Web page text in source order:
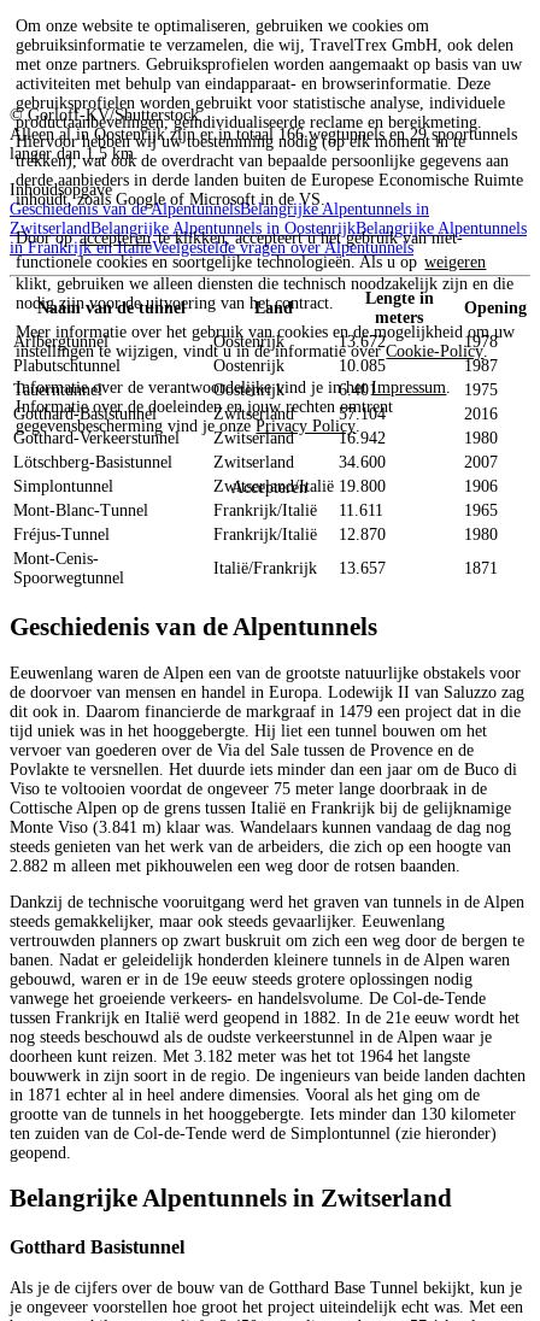
Om onze website te optimaliseren, gebruiken we cookies om
gebruiksinformatie te verzamelen, die wij, TravelTrex GmbH, ook delen
met onze partners. Gebruiksprofielen worden aangemaakt op basis van uw
activiteiten met behulp van eindapparaat- en browserinformatie. Deze
gebruiksprofielen worden gebruikt voor statistische analyse, individuele
productaanbevelingen, geïndividualiseerde reclame en bereikmeting.
Hiervoor hebben wij uw toestemming nodig (op elk moment in te
trekken), wat ook de overdracht van bepaalde persoonlijke gegevens aan
derde aanbieders in derde landen buiten de Europese Economische Ruimte
inhoudt, zoals Google of Microsoft in de VS.
Door opaccepterente klikken, accepteert u het gebruik van niet-
functionele cookies en soortgelijke technologieën. Als u op weigeren
klikt, gebruiken we alleen diensten die technisch noodzakelijk zijn en die
nodig zijn voor de uitvoering van het contract.
Meer informatie over het gebruik van cookies en de mogelijkheid om uw
instellingen te wijzigen, vindt u in de informatie overCookie-Policy.
Informatie over de verantwoordelijke vind je in hetImpressum.
Informatie over de doeleinden en jouw rechten omtrent
gegevensbescherming vind je onzePrivacy Policy.
Accepteren
© Gorloff-KV/Shutterstock
Alleen al in Oostenrijk zijn er in totaal 166 wegtunnels en 29 spoortunnels
langer dan 1,5 km.
Inhoudsopgave
Geschiedenis van de AlpentunnelsBelangrijke Alpentunnels in
ZwitserlandBelangrijke Alpentunnels in OostenrijkBelangrijke Alpentunnels
in Frankrijk en ItaliëVeelgestelde vragen over Alpentunnels
Naam van de tunnel Land
Lengte in
meters
Opening
Arlbergtunnel
Oostenrijk 13.672
1978
Plabutschtunnel
Oostenrijk 10.085
1987
Tauerntunnel
Oostenrijk 6.401
1975
Gotthard-Basistunnel
Zwitserland 57.104
2016
Gotthard-Verkeerstunnel
Zwitserland 16.942
1980
Lötschberg-Basistunnel
Zwitserland 34.600
2007
Simplontunnel
Zwitserland/Italië 19.800
1906
Mont-Blanc-Tunnel
Frankrijk/Italië 11.611
1965
Fréjus-Tunnel
Frankrijk/Italië 12.870
1980
Mont-Cenis-
Spoorwegtunnel
Italië/Frankrijk 13.657 1871
Geschiedenis van de Alpentunnels
Eeuwenlang waren de Alpen een van de grootste natuurlijke obstakels voor
de doorvoer van mensen en handel in Europa. Lodewijk II van Saluzzo zag
dit ook in. Daarom financierde de markgraaf in 1479 een project dat in die
tijd uniek was in het hooggebergte. Hij liet een tunnel bouwen om het
vervoer van goederen over de Via del Sale tussen de Provence en de
Povlakte te versnellen. Het duurde iets minder dan een jaar om de Buco di
Viso te voltooien voordat de ongeveer 75 meter lange doorbraak in de
Cottische Alpen op de grens tussen Italië en Frankrijk bij de gelijknamige
Monte Viso (3.841 m) klaar was. Wandelaars kunnen vandaag de dag nog
steeds genieten van het werk van de arbeiders, die zich op een hoogte van
2.882 m alleen met pikhouwelen een weg door de rotsen baanden.
Dankzij de technische vooruitgang werd het graven van tunnels in de Alpen
steeds gemakkelijker, maar ook steeds gevaarlijker. Eeuwenlang
vertrouwden planners op zwart buskruit om zich een weg door de bergen te
banen. Nadat er geleidelijk honderden kleinere tunnels in de Alpen waren
gebouwd, waren er in de 19e eeuw steeds grotere oplossingen nodig
vanwege het groeiende verkeers- en handelsvolume. De Col-de-Tende
tussen Frankrijk en Italië werd geopend in 1882. In de 21e eeuw wordt het
nog steeds beschouwd als de oudste verkeerstunnel in de Alpen waar je
doorheen kunt reizen. Met 3.182 meter was het tot 1964 het langste
bouwwerk in zijn soort in de regio. De ingenieurs van beide landen dachten
in 1871 echter al in heel andere dimensies. Vooral als het ging om de
grootte van de tunnels in het hooggebergte. Iets minder dan 130 kilometer
ten zuiden van de Col-de-Tende werd de Simplontunnel (zie hieronder)
geopend.
Belangrijke Alpentunnels in Zwitserland
Gotthard Basistunnel
Als je de cijfers over de bouw van de Gotthard Base Tunnel bekijkt, kun je
je ongeveer voorstellen hoe groot het project uiteindelijk echt was. Met een